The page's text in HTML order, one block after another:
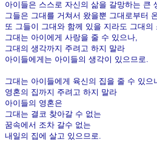
아이들은 스스로 자신의 삶을 갈망하는 큰
그들은 그대를 거쳐서 왔을뿐 그대로부터
또 그들이 그대와 함께 있을 지라도 그대의
그대는 아이에게 사랑을 줄 수 있으나,
그대의 생각까지 주려고 하지 말라
아이들에게는 아이들의 생각이 있으므로.
그대는 아이들에게 육신의 집을 줄 수 있으
영혼의 집까지 주려고 하지 말라
아이들의 영혼은
그대는 결코 찾아갈 수 없는
꿈속에서 조차 갈수 없는
내일의 집에 살고 있으므로.